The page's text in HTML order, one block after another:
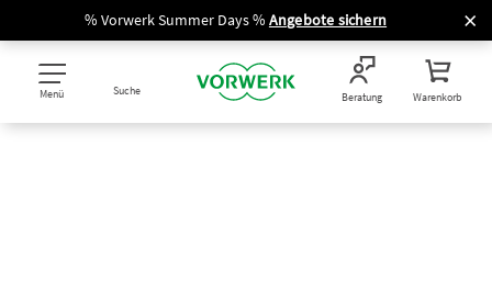
% Vorwerk Summer Days % Angebote sichern
Menü Suche Beratung Warenkorb